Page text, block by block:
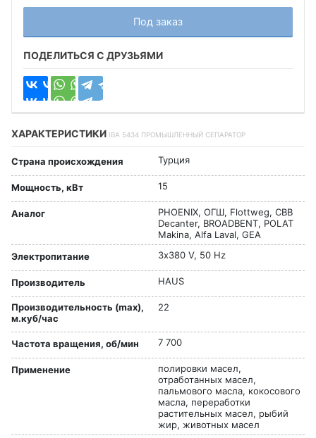
Под заказ
ПОДЕЛИТЬСЯ С ДРУЗЬЯМИ
ХАРАКТЕРИСТИКИ IBA 5434 ПРОМЫШЛЕННЫЙ СЕПАРАТОР
Страна происхождения Турция
Мощность, кВт 15
Аналог
PHOENIX, ОГШ, Flottweg, CBB
Decanter, BROADBENT, POLAT
Makina, Alfa Laval, GEA
Электропитание
3х380 V, 50 Hz
Производитель HAUS
Производительность (max),
м.куб/час
22
Частота вращения, об/мин 7 700
Применение
полировки масел,
отработанных масел,
пальмового масла, кокосового
масла, переработки
растительных масел, рыбий
жир, животных масел